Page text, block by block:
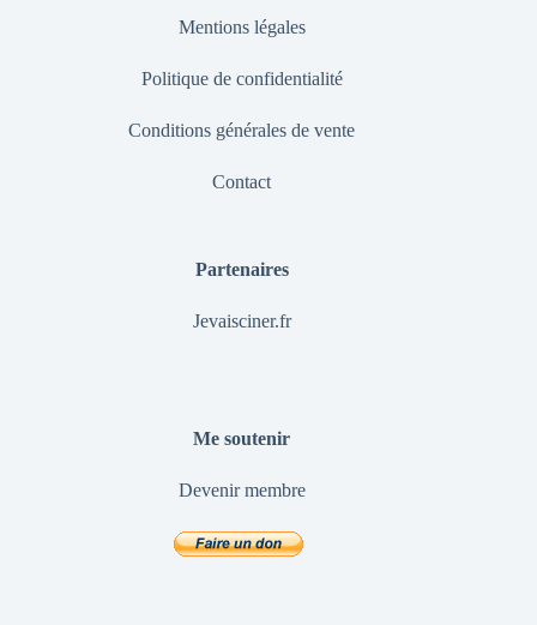
Mentions légales
Politique de confidentialité
Conditions générales de vente
Contact
Partenaires
Jevaisciner.fr
Me soutenir
Devenir membre